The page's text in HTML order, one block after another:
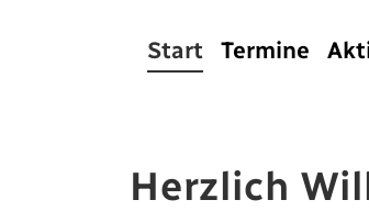
Start Termine
Herzlich